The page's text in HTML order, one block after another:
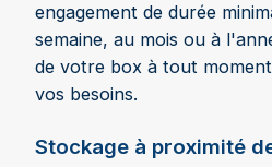
engagement de durée
semaine, au mois ou à
de votre box à tout
vos besoins.
Stockage à proximité